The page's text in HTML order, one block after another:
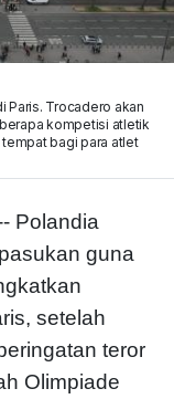
Paris. Trocadero akan
kompetisi atletik
bagi para atlet
Polandia
guna
setelah
teror
Olimpiade